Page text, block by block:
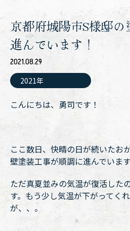
京都府城陽市S様邸
進んでいます！
2021.08.29
2021年
こんにちは、勇司です！
ここ数日、快晴の日が続いたお
壁塗装工事が順調に進んでいます
ただ真夏並みの気温が復活した
す。もう少し気温が下がってく
が、、。